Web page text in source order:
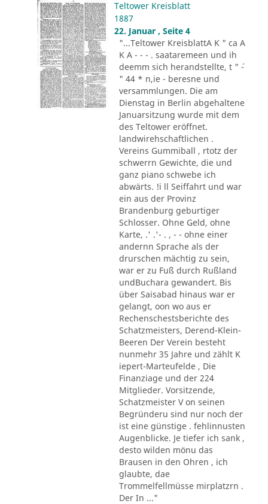
Teltower Kreisblatt
1887
22. Januar , Seite 4
"...Teltower KreisblattA K " ca A
K A - - - . saataremeen und ih
deemm sich herandstellte, t " ´-
" 44 * n,ie - beresne und
versammlungen. Die am
Dienstag in Berlin abgehaltene
Januarsitzung wurde mit dem
des Teltower eröffnet.
landwirehschaftlichen .
Vereins Gummiball , rtotz der
schwerrn Gewichte, die und
ganz piano schwebe ich
abwärts. !i ll Seiffahrt und war
ein aus der Provinz
Brandenburg geburtiger
Schlosser. Ohne Geld, ohne
Karte, .' .'- . , - - ohne einer
andernn Sprache als der
drurschen mächtig zu sein,
war er zu Fuß durch Rußland
undBuchara gewandert. Bis
über Saisabad hinaus war er
gelangt, oon wo aus er
Rechenschestsberichte des
Schatzmeisters, Derend-Klein-
Beeren Der Verein besteht
nunmehr 35 Jahre und zählt K
iepert-Marteufelde , Die
Finanziage und der 224
Mitglieder. Vorsitzende,
Schatzmeister V on seinen
Begründeru sind nur noch der
ist eine günstige . fehlinnusten
Augenblicke. Je tiefer ich sank ,
desto wilden mönu das
Brausen in den Ohren , ich
glaubte, dae
Trommelfellmüsse mirplatzrn .
Der In ..."